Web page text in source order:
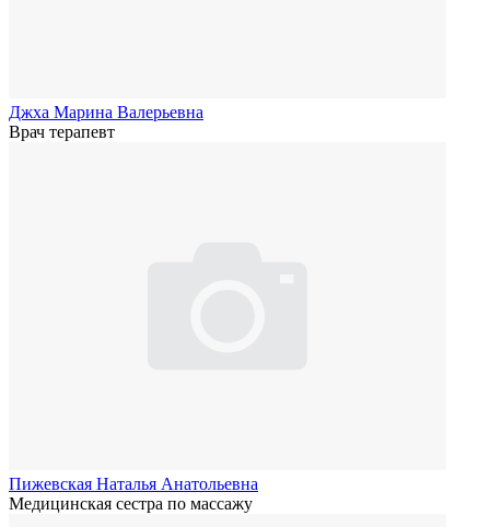
Джха Марина Валерьевна
Врач терапевт
Пижевская Наталья Анатольевна
Медицинская сестра по массажу